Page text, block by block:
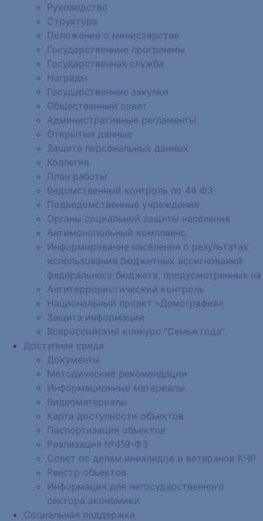
Руководство
Структура
Положение о министерстве
Государственные программы
Государственная служба
Награды
Государственные закупки
Общественный совет
Административные регламенты
Открытые данные
Защита персональных данных
Коллегия
План работы
Ведомственный контроль по 44 ФЗ
Подведомственные учреждения
Органы социальной защиты населения
Антимонопольный комплаенс
Информирование населения о результатах
использования бюджетных ассигнований
федерального бюджета, предусмотренных на
Антитеррористический контроль
Национальный проект «Демография»
Защита информации
Всероссийский конкурс "Семья года"
Доступная среда
Документы
Методические рекомендации
Информационные материалы
Видеоматериалы
Карта доступности объектов
Паспортизация объектов
Реализация №419-ФЗ
Совет по делам инвалидов и ветеранов КЧР
Реестр объектов
Информация для негосударственного
сектора экономики
Социальная поддержка